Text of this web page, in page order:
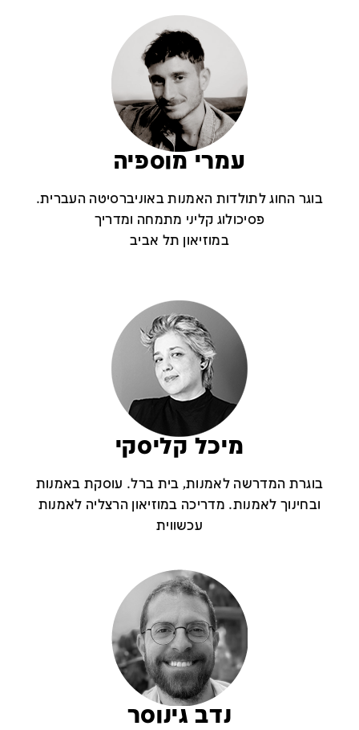
עמרי מוספיה
בוגר החוג לתולדות האמנות באוניברסיטה העברית.
פסיכולוג קליני מתמחה ומדריך
במוזיאון תל אביב
מיכל קליסקי
בוגרת המדרשה לאמנות, בית ברל. עוסקת באמנות
ובחינוך לאמנות. מדריכה במוזיאון הרצליה לאמנות
עכשווית
נדב גינוסר